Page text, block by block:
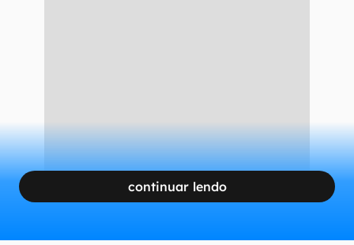
continuar lendo